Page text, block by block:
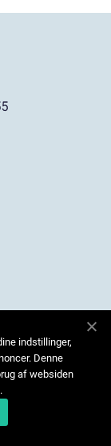
indstillinger,
Denne
af websiden